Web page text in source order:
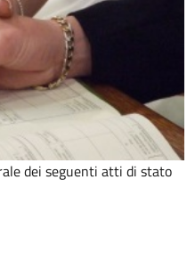
dei seguenti atti di stato